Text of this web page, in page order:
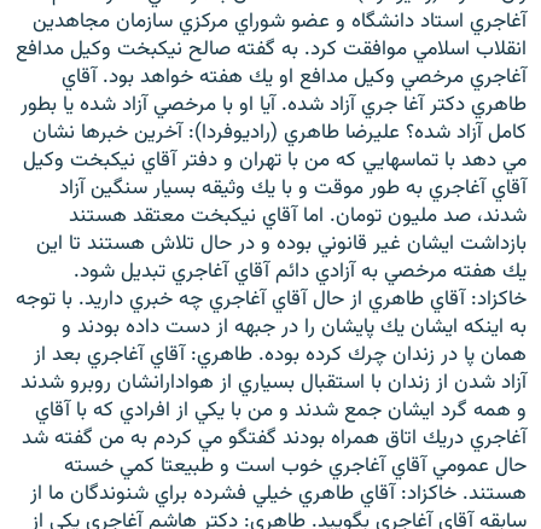
گزارش‌های ویدئویی
English
به ما بپیوندید
زبان‌های دیگر
آغاجري استاد دانشگاه و عضو شوراي مركزي سازمان مجاهدين
انقلاب اسلامي موافقت كرد. به گفته صالح نيكبخت وكيل مدافع
آغاجري مرخصي وكيل مدافع او يك هفته خواهد بود. آقاي
طاهري دكتر آغا جري آزاد شده. آيا او با مرخصي آزاد شده يا بطور
كامل آزاد شده؟ عليرضا طاهري (راديوفردا): آخرين خبرها نشان
مي دهد با تماسهايي كه من با تهران و دفتر آقاي نيكبخت وكيل
آقاي آغاجري به طور موقت و با يك وثيقه بسيار سنگين آزاد
شدند، صد مليون تومان. اما آقاي نيكبخت معتقد هستند
بازداشت ايشان غير قانوني بوده و در حال تلاش هستند تا اين
يك هفته مرخصي به آزادي دائم آقاي آغاجري تبديل شود.
خاكزاد: آقاي طاهري از حال آقاي آغاجري چه خبري داريد. با توجه
به اينكه ايشان يك پايشان را در جبهه از دست داده بودند و
همان پا در زندان چرك كرده بوده. طاهري: آقاي آغاجري بعد از
آزاد شدن از زندان با استقبال بسياري از هوادارانشان روبرو شدند
و همه گرد ايشان جمع شدند و من با يكي از افرادي كه با آقاي
آغاجري دريك اتاق همراه بودند گفتگو مي كردم به من گفته شد
حال عمومي آقاي آغاجري خوب است و طبيعتا كمي خسته
هستند. خاكزاد: آقاي طاهري خيلي فشرده براي شنوندگان ما از
سابقه آقاي آغاجري بگوييد. طاهري: دكتر هاشم آغاجري يكي از